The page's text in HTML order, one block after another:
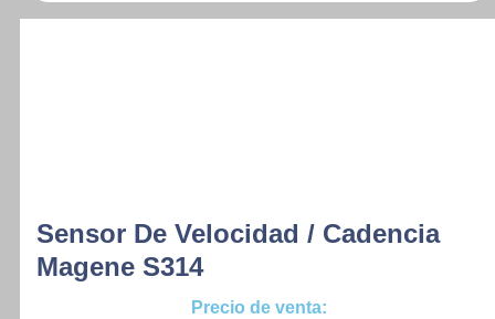
Sensor De Velocidad / Cadencia
Magene S314
Precio de venta: